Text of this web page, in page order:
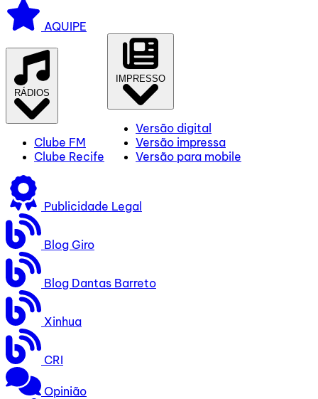
AQUIPE
RÁDIOS
Clube FM
Clube Recife
IMPRESSO
Versão digital
Versão impressa
Versão para mobile
Publicidade Legal
Blog Giro
Blog Dantas Barreto
Xinhua
CRI
Opinião